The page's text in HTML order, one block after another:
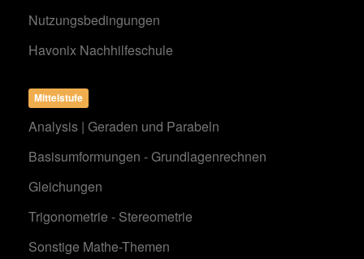
Nutzungsbedingungen
Havonix Nachhilfeschule
Mittelstufe
Analysis | Geraden und Parabeln
Basisumformungen - Grundlagenrechnen
Gleichungen
Trigonometrie - Stereometrie
Sonstige Mathe-Themen